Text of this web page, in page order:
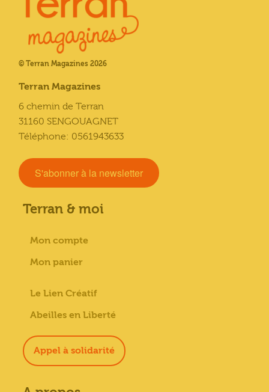
© Terran Magazines 2026
Terran Magazines
6 chemin de Terran
31160 SENGOUAGNET
Téléphone: 0561943633
S'abonner à la newsletter
Terran & moi
Mon compte
Mon panier
Le Lien Créatif
Abeilles en Liberté
Appel à solidarité